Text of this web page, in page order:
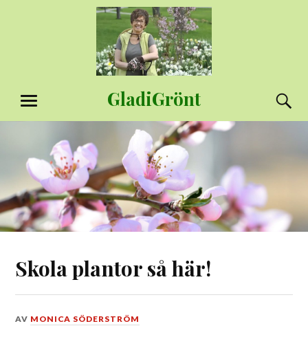
GladiGrönt
MENY
Skola plantor så här!
DEN
AV MONICA SÖDERSTRÖM